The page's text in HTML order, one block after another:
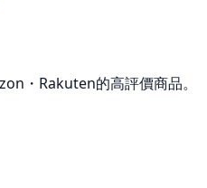
・Rakuten的高評價商品。